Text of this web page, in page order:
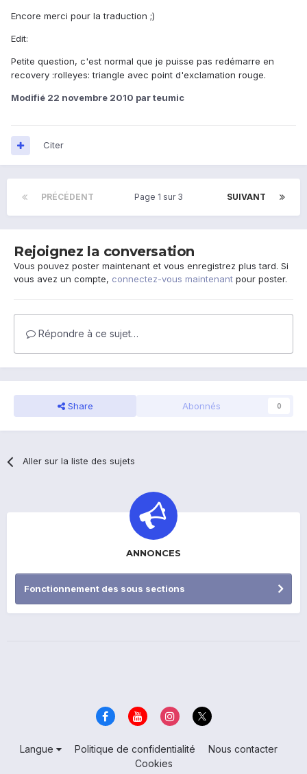
Encore merci pour la traduction ;)
Edit:
Petite question, c'est normal que je puisse pas redémarre en
recovery :rolleyes: triangle avec point d'exclamation rouge.
Modifié 22 novembre 2010 par teumic
Citer
PRÉCÉDENT SUIVANT
Page 1 sur 3
Rejoignez la conversation
Vous pouvez poster maintenant et vous enregistrez plus tard. Si
vous avez un compte, connectez-vous maintenant pour poster.
Répondre à ce sujet…
Share Abonnés 0
Aller sur la liste des sujets
ANNONCES
Fonctionnement des sous sections
Langue Politique de confidentialité
Nous contacter
Cookies